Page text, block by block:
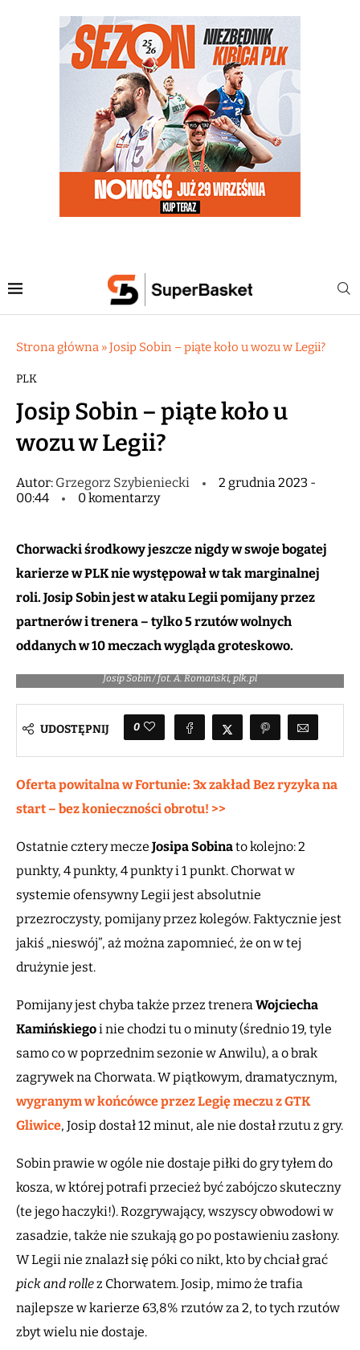
Strona główna »Josip Sobin – piąte koło u wozu w Legii?
PLK
Josip Sobin – piąte koło u
wozu w Legii?
Autor: Grzegorz Szybieniecki
2 grudnia 2023 -
00:44
0 komentarzy
Chorwacki środkowy jeszcze nigdy w swoje bogatej
karierze w PLK nie występował w tak marginalnej
roli. Josip Sobin jest w ataku Legii pomijany przez
partnerów i trenera – tylko 5 rzutów wolnych
oddanych w 10 meczach wygląda groteskowo.
Josip Sobin / fot. A. Romański, plk.pl
UDOSTĘPNIJ 0
Oferta powitalna w Fortunie: 3x zakład Bez ryzyka na
start – bez konieczności obrotu! >>
Ostatnie cztery mecze Josipa Sobinato kolejno: 2
punkty, 4 punkty, 4 punkty i 1 punkt. Chorwat w
systemie ofensywny Legii jest absolutnie
przezroczysty, pomijany przez kolegów. Faktycznie jest
jakiś „nieswój”, aż można zapomnieć, że on w tej
drużynie jest.
Pomijany jest chyba także przez treneraWojciecha
Kamińskiegoi nie chodzi tu o minuty (średnio 19, tyle
samo co w poprzednim sezonie w Anwilu), a o brak
zagrywek na Chorwata. W piątkowym, dramatycznym,
wygranym w końcówce przez Legię meczu z GTK
Gliwice, Josip dostał 12 minut, ale nie dostał rzutu z gry.
Sobin prawie w ogóle nie dostaje piłki do gry tyłem do
kosza, w której potrafi przecież być zabójczo skuteczny
(te jego haczyki!). Rozgrywający, wszyscy obwodowi w
zasadzie, także nie szukają go po postawieniu zasłony.
W Legii nie znalazł się póki co nikt, kto by chciał grać
pick and rollez Chorwatem. Josip, mimo że trafia
najlepsze w karierze 63,8% rzutów za 2, to tych rzutów
zbyt wielu nie dostaje.